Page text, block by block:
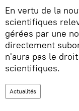
En vertu de la
scientifiques
gérées par une
directement
n'aura pas le
scientifiques.
Actualités